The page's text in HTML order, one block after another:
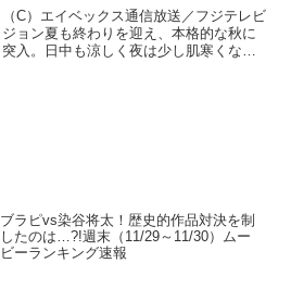
（C）エイベックス通信放送／フジテレビ
ジョン夏も終わりを迎え、本格的な秋に
突入。日中も涼しく夜は少し肌寒くなっ
ブラピvs染谷将太！歴史的作品対決を制
したのは…?!週末（11/29～11/30）ムー
ビーランキング速報